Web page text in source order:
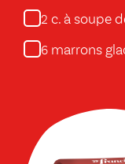
2 c. à soupe
6 marrons